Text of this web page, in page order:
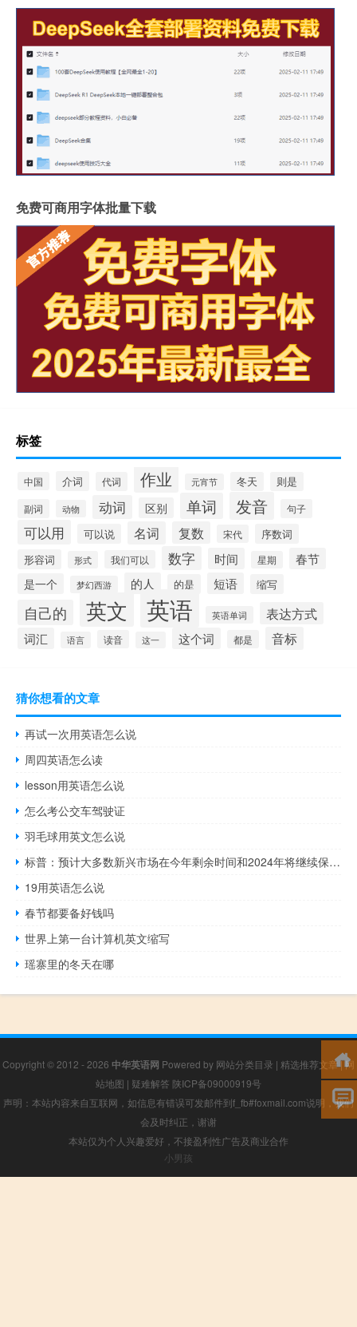
免费可商用字体批量下载
标签
中国 介词 代词 作业 元宵节 冬天
则是
副词
动物 动词 区别 单词 发音 句子
可以用 可以说 名词 复数 宋代
序数词
形容词
形式 我们可以 数字 时间 星期 春节
是一个 梦幻西游 的人 的是 短语 缩写
自己的 英文 英语 英语单词 表达方式
词汇 语言 读音 这一 这个词 都是 音标
猜你想看的文章
再试一次用英语怎么说
周四英语怎么读
lesson用英语怎么说
怎么考公交车驾驶证
羽毛球用英文怎么说
标普：预计大多数新兴市场在今年剩余时间和2024年将继续保持低于趋势增长
19用英语怎么说
春节都要备好钱吗
世界上第一台计算机英文缩写
瑶寨里的冬天在哪
Copyright © 2012 - 2026 中华英语网 Powered by 网站分类目录 | 精选推荐文章|网
站地图 | 疑难解答 陕ICP备09000919号
声明：本站内容来自互联网，如信息有错误可发邮件到f_fb#foxmail.com说明，我们
会及时纠正，谢谢
本站仅为个人兴趣爱好，不接盈利性广告及商业合作
小男孩